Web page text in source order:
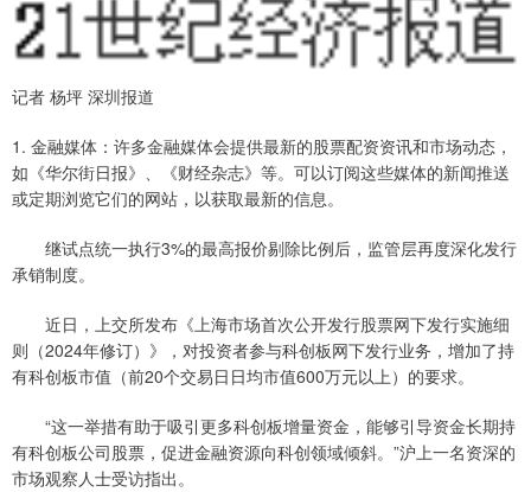
记者 杨坪 深圳报道
1. 金融媒体：许多金融媒体会提供最新的股票配资资讯和市场动态，
如《华尔街日报》、《财经杂志》等。可以订阅这些媒体的新闻推送
或定期浏览它们的网站，以获取最新的信息。
继试点统一执行3%的最高报价剔除比例后，监管层再度深化发行
承销制度。
近日，上交所发布《上海市场首次公开发行股票网下发行实施细
则（2024年修订）》，对投资者参与科创板网下发行业务，增加了持
有科创板市值（前20个交易日日均市值600万元以上）的要求。
“这一举措有助于吸引更多科创板增量资金，能够引导资金长期持
有科创板公司股票，促进金融资源向科创领域倾斜。”沪上一名资深的
市场观察人士受访指出。